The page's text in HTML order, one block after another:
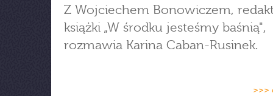
Z Wojciechem Bonowiczem,
książki „W środku jesteśmy baśnią",
rozmawia Karina Caban-Rusinek.
>>>